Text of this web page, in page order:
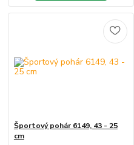
Športový pohár 6149, 43 - 25
cm